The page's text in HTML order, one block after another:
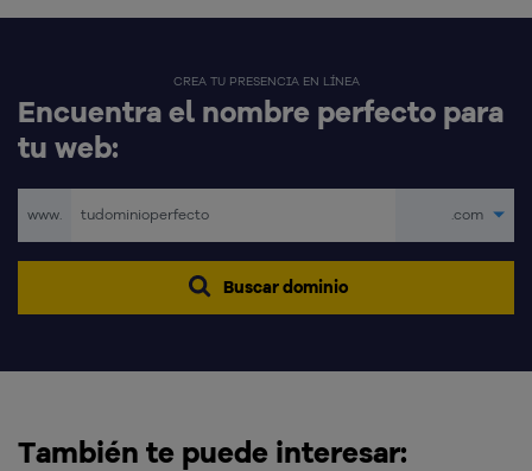
CREA TU PRESENCIA EN LÍNEA
Encuentra el nombre perfecto para
tu web:
www. .com
Buscar dominio
También te puede interesar: